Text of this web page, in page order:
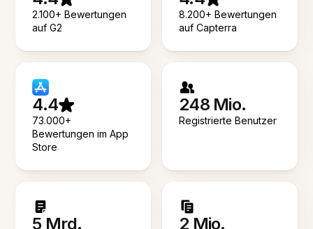
2.100+ Bewertungen
auf G2
8.200+ Bewertungen
auf Capterra
4.4
73.000+
Bewertungen im App
Store
248 Mio.
Registrierte Benutzer
5 Mrd. 2 Mio.